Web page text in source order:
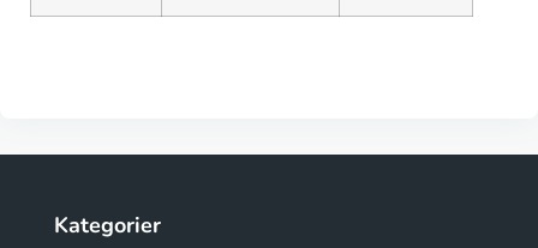
Kategorier